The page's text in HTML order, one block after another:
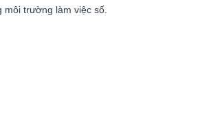
trường làm việc số.